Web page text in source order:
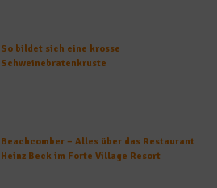
So bildet sich eine krosse
Schweinebratenkruste
Beachcomber – Alles über das Restaurant
Heinz Beck im Forte Village Resort